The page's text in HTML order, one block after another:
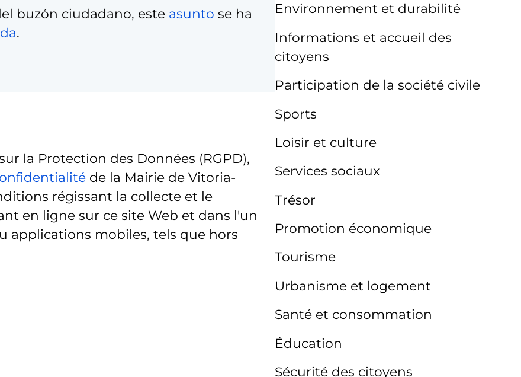
buzón ciudadano, este asunto se ha
.
la Protection des Données (RGPD),
de la Mairie de Vitoria-
régissant la collecte et le
en ligne sur ce site Web et dans l'un
applications mobiles, tels que hors
Environnement et durabilité
Informations et accueil des
citoyens
Participation de la société civile
Sports
Loisir et culture
Services sociaux
Trésor
Promotion économique
Tourisme
Urbanisme et logement
Santé et consommation
Éducation
Sécurité des citoyens